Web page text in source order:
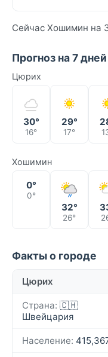
Сейчас Хошимин на
Прогноз на 7 дней
Цюрих
30°
16°
29°
17°
Хошимин
0°
0°
32°
26°
Факты о городе
Цюрих
Страна: 🇨🇭
Швейцария
Население: